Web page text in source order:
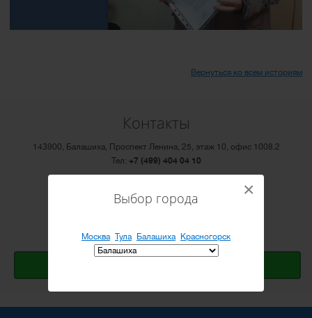
Выбор города
Москва Тула Балашиха Красногорск
×
Вернуться ко всем историям
Контакты
143900, Балашиха, Проспект Ленина, 25, этаж 10, офис 1008.2
Тел: +7 (499) 404 04 10
Режим работы: ПН-ПТ с 10:00 до 20:00